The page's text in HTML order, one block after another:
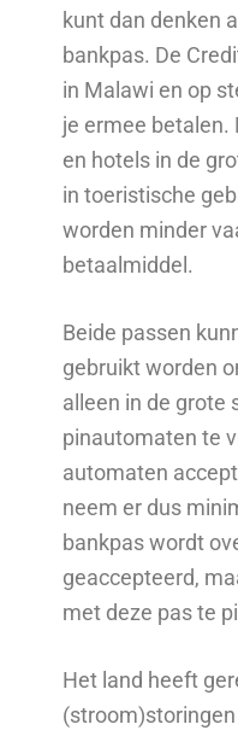
kunt dan denken
bankpas. De
in Malawi en op
je ermee betalen.
en hotels in de
in toeristische
worden minder
betaalmiddel.
Beide passen
gebruikt worden
alleen in de grote
pinautomaten te
automaten
neem er dus
bankpas wordt
geaccepteerd,
met deze pas te
Het land heeft